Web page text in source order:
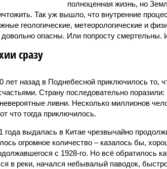
полноценная жизнь, но
Так уж вышло, что внутренние
геологические, метеорологические и
довольно опасны. Или попросту смертельны.
сразу
лет назад в Поднебесной приключилось то,
Страну последовательно
ливни. Несколько миллионов
что тогда приключилось.
года выдалась в Китае чрезвычайно
огромное количество – казалось бы,
с 1928-го. Но всё обратилось
в реки, начался небывалый паводок,